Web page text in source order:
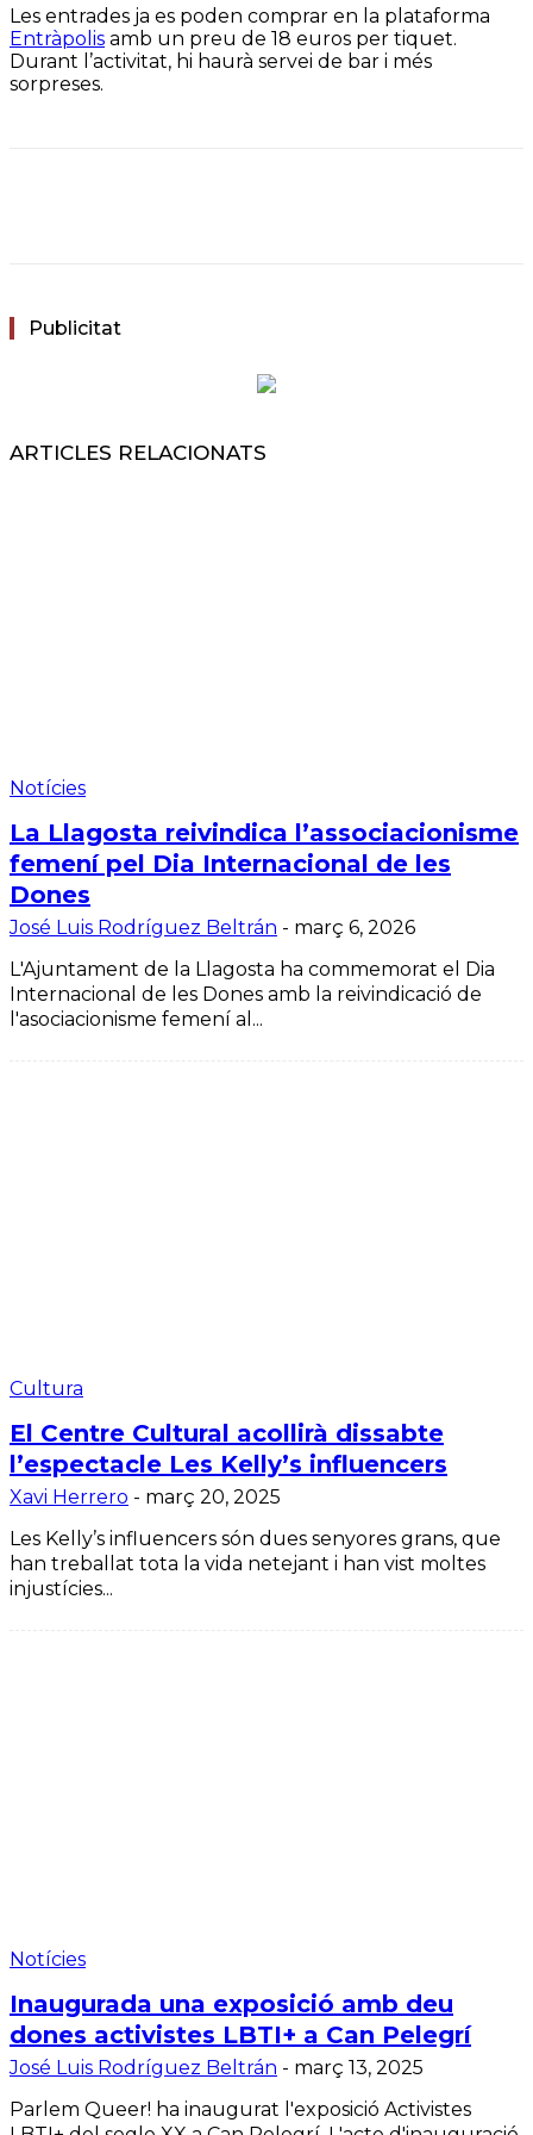
Les entrades ja es poden comprar en la plataforma
Entràpolis amb un preu de 18 euros per tiquet.
Durant l’activitat, hi haurà servei de bar i més
sorpreses.
Publicitat
ARTICLES RELACIONATS
Notícies
La Llagosta reivindica l’associacionisme
femení pel Dia Internacional de les
Dones
José Luis Rodríguez Beltrán - març 6, 2026
L'Ajuntament de la Llagosta ha commemorat el Dia
Internacional de les Dones amb la reivindicació de
l'asociacionisme femení al...
Cultura
El Centre Cultural acollirà dissabte
l’espectacle Les Kelly’s influencers
Xavi Herrero - març 20, 2025
Les Kelly’s influencers són dues senyores grans, que
han treballat tota la vida netejant i han vist moltes
injustícies...
Notícies
Inaugurada una exposició amb deu
dones activistes LBTI+ a Can Pelegrí
José Luis Rodríguez Beltrán - març 13, 2025
Parlem Queer! ha inaugurat l'exposició Activistes